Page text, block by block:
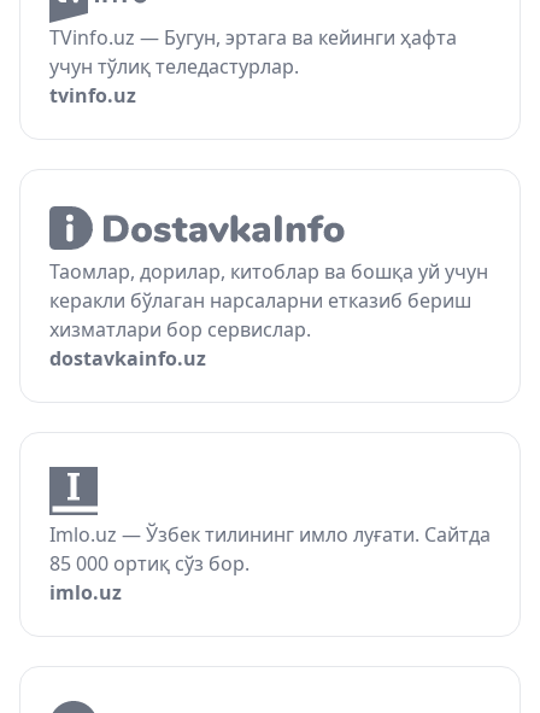
TVinfo.uz — Бугун, эртага ва кейинги ҳафта
учун тўлиқ теледастурлар.
tvinfo.uz
Таомлар, дорилар, китоблар ва бошқа уй учун
керакли бўлаган нарсаларни етказиб бериш
хизматлари бор сервислар.
dostavkainfo.uz
Imlo.uz — Ўзбек тилининг имло луғати. Сайтда
85 000 ортиқ сўз бор.
imlo.uz